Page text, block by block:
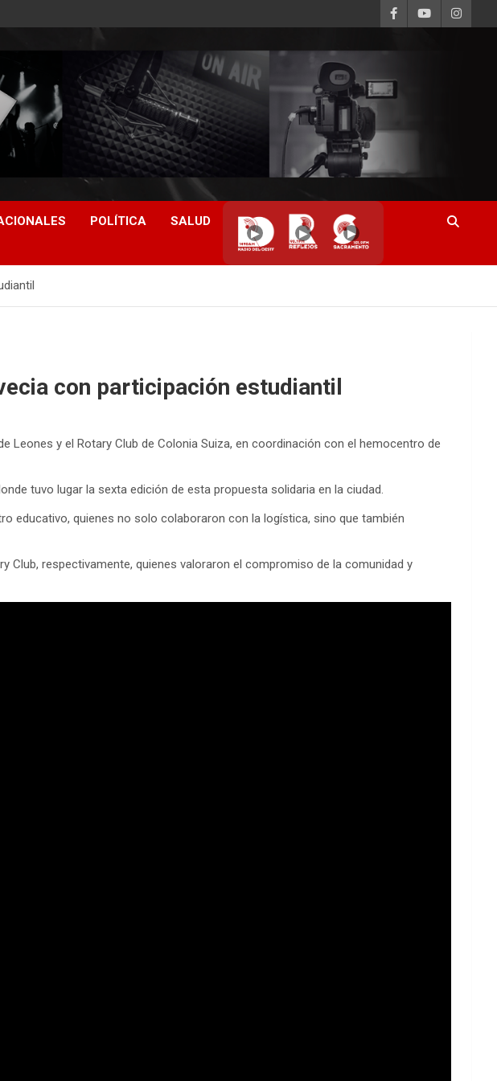
POLÍTICA SALUD
▶ ▶ ▶
con participación estudiantil
Leones y el Rotary Club de Colonia Suiza, en coordinación con el hemocentro de
tuvo lugar la sexta edición de esta propuesta solidaria en la ciudad.
educativo, quienes no solo colaboraron con la logística, sino que también
Club, respectivamente, quienes valoraron el compromiso de la comunidad y